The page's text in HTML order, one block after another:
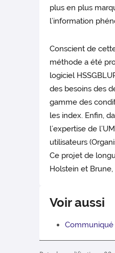
plus en plus
l’information
Conscient de
méthode a été
logiciel
des besoins des
gamme des
les index. Enfin,
l’expertise de
utilisateurs
Ce projet de
Holstein et
Voir aussi